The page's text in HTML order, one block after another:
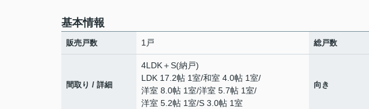
基本情報
販売戸数 1戸 総戸数
間取り / 詳細
4LDK＋S(納戸)
LDK 17.2帖 1室/和室 4.0帖 1室/
洋室 8.0帖 1室/洋室 5.7帖 1室/
洋室 5.2帖 1室/S 3.0帖 1室
向き